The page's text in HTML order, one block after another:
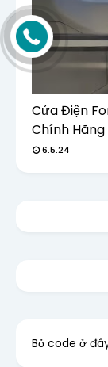
Cửa Điện
Chính
6.5.24
Bỏ code ở